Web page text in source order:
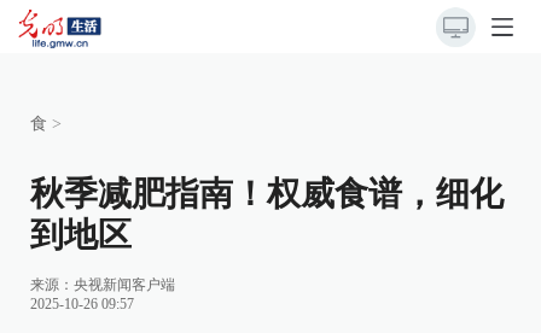
食 >
秋季减肥指南！权威食谱，细化
到地区
来源： 央视新闻客户端
2025-10-26 09:57